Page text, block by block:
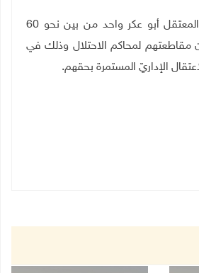
ومن الجدير ذكره أنّ المعتقل أبو عكر واحد من بين نحو 60
مقاطعتهم لمحاكم الاحتلال وذلك في
الإداريّ المستمرة بحقهم.